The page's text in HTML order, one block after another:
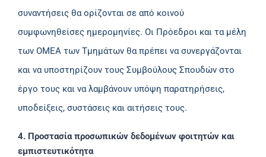
συναντήσεις θα ορίζονται σε από κοινού
συμφωνηθείσες ημερομηνίες. Οι Πρόεδροι και τα μέλη
των ΟΜΕΑ των Τμημάτων θα πρέπει να συνεργάζονται
και να υποστηρίζουν τους Συμβούλους Σπουδών στο
έργο τους και να λαμβάνουν υπόψη παρατηρήσεις,
υποδείξεις, συστάσεις και αιτήσεις τους.
4. Προστασία προσωπικών δεδομένων φοιτητών και
εμπιστευτικότητα